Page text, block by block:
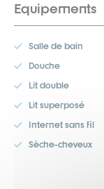
Equipements
Salle de bain
Douche
Lit double
Lit superposé
Internet sans fil
Sèche-cheveux